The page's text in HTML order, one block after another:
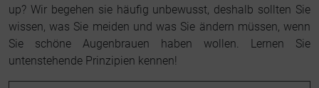
up? Wir begehen sie häufig unbewusst, deshalb sollten Sie
wissen, was Sie meiden und was Sie ändern müssen, wenn
Sie schöne Augenbrauen haben wollen. Lernen Sie
untenstehende Prinzipien kennen!